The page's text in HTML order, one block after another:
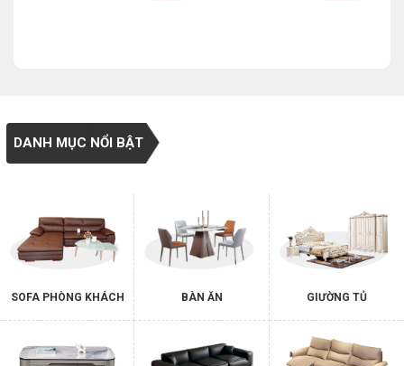
DANH MỤC NỔI BẬT
SOFA PHÒNG KHÁCH BÀN ĂN GIƯỜNG TỦ